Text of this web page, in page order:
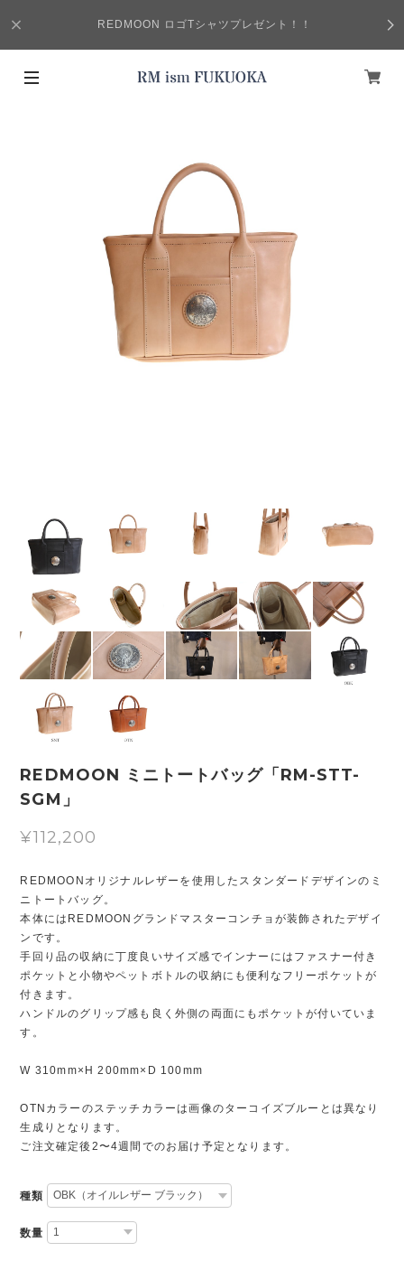
REDMOON ロゴTシャツプレゼント！！
REDMOON ミニトートバッグ「RM-STT-
SGM」
¥112,200
REDMOONオリジナルレザーを使用したスタンダードデザインのミ
ニトートバッグ。
本体にはREDMOONグランドマスターコンチョが装飾されたデザイ
ンです。
手回り品の収納に丁度良いサイズ感でインナーにはファスナー付き
ポケットと小物やペットボトルの収納にも便利なフリーポケットが
付きます。
ハンドルのグリップ感も良く外側の両面にもポケットが付いていま
す。
W 310mm×H 200mm×D 100mm
OTNカラーのステッチカラーは画像のターコイズブルーとは異なり
生成りとなります。
ご注文確定後2〜4週間でのお届け予定となります。
種類
数量